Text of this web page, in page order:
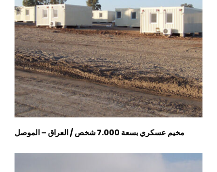
مخيم عسكري بسعة 7.000 شخص / العراق – الموصل